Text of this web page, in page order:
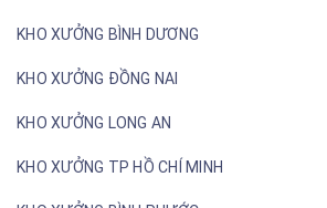
KHO XƯỞNG BÌNH DƯƠNG
KHO XƯỞNG ĐỒNG NAI
KHO XƯỞNG LONG AN
KHO XƯỞNG TP HỒ CHÍ MINH